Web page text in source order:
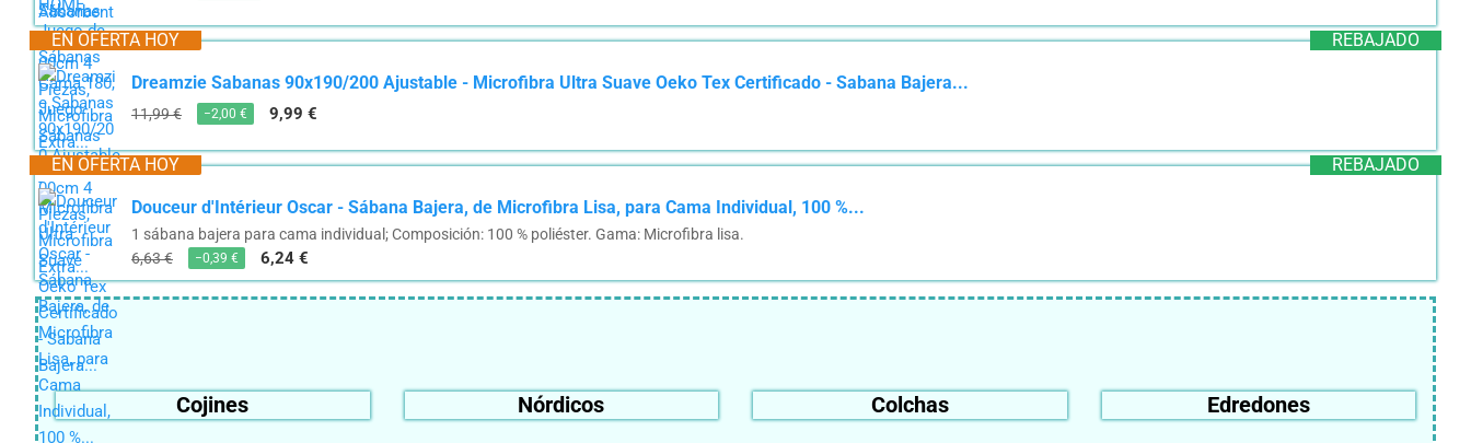
REBAJADO
EN OFERTA HOY
Dreamzie Sabanas 90x190/200 Ajustable - Microfibra Ultra Suave Oeko Tex Certificado - Sabana Bajera...
11,99 € −2,00 € 9,99 €
REBAJADO
EN OFERTA HOY
Douceur d'Intérieur Oscar - Sábana Bajera, de Microfibra Lisa, para Cama Individual, 100 %...
1 sábana bajera para cama individual; Composición: 100 % poliéster. Gama: Microfibra lisa.
6,63 €
−0,39 € 6,24 €
Cojines Nórdicos Colchas Edredones